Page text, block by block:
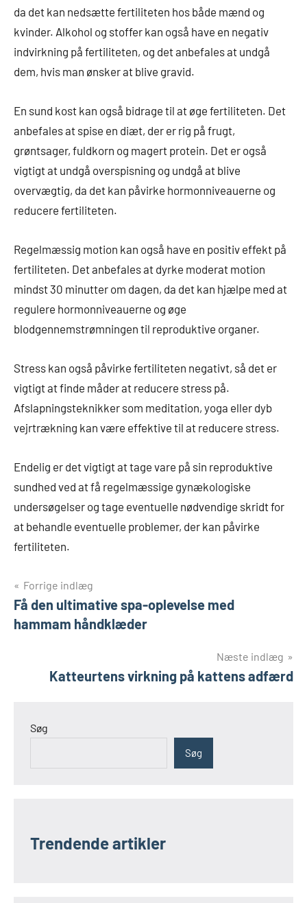
da det kan nedsætte fertiliteten hos både mænd og
kvinder. Alkohol og stoffer kan også have en negativ
indvirkning på fertiliteten, og det anbefales at undgå
dem, hvis man ønsker at blive gravid.
En sund kost kan også bidrage til at øge fertiliteten. Det
anbefales at spise en diæt, der er rig på frugt,
grøntsager, fuldkorn og magert protein. Det er også
vigtigt at undgå overspisning og undgå at blive
overvægtig, da det kan påvirke hormonniveauerne og
reducere fertiliteten.
Regelmæssig motion kan også have en positiv effekt på
fertiliteten. Det anbefales at dyrke moderat motion
mindst 30 minutter om dagen, da det kan hjælpe med at
regulere hormonniveauerne og øge
blodgennemstrømningen til reproduktive organer.
Stress kan også påvirke fertiliteten negativt, så det er
vigtigt at finde måder at reducere stress på.
Afslapningsteknikker som meditation, yoga eller dyb
vejrtrækning kan være effektive til at reducere stress.
Endelig er det vigtigt at tage vare på sin reproduktive
sundhed ved at få regelmæssige gynækologiske
undersøgelser og tage eventuelle nødvendige skridt for
at behandle eventuelle problemer, der kan påvirke
fertiliteten.
Indlægsnavigation
Forrige indlæg
Få den ultimative spa-oplevelse med
hammam håndklæder
Næste indlæg
Katteurtens virkning på kattens adfærd
Søg
Søg
Trendende artikler